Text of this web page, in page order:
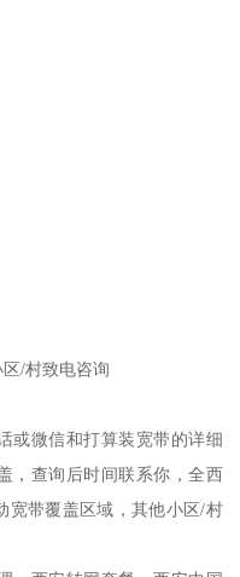
/村致电咨询
或微信和打算装宽带的详细
，查询后时间联系你，全西
宽带覆盖区域，其他小区/村